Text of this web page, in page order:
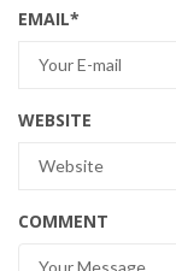
EMAIL*
WEBSITE
COMMENT